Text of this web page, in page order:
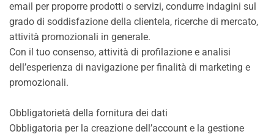
email per proporre prodotti o servizi, condurre indagini sul
grado di soddisfazione della clientela, ricerche di mercato,
attività promozionali in generale.
Con il tuo consenso, attività di profilazione e analisi
dell’esperienza di navigazione per finalità di marketing e
promozionali.
Obbligatorietà della fornitura dei dati
Obbligatoria per la creazione dell’account e la gestione